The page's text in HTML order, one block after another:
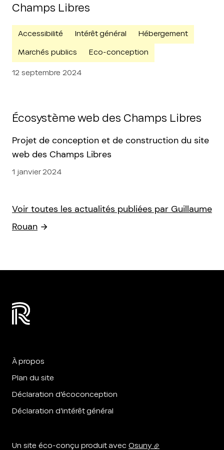
Champs Libres
Accessibilité Intérêt général Hébergement
Marchés publics Eco-conception
12 septembre 2024
Écosystème web des Champs Libres
Projet de conception et de construction du site
web des Champs Libres
1 janvier 2024
Voir toutes les actualités publiées par Guillaume
Rouan
À propos
Plan du site
Déclaration d’écoconception
Déclaration d’intérêt général
Un site éco-conçu produit avec Osuny